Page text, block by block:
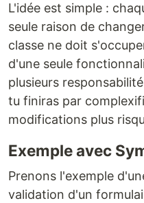
L'idée est simple :
seule raison de
classe ne doit
d'une seule
plusieurs
tu finiras par
modifications plus
Exemple avec
Prenons l'exemple
validation d'un